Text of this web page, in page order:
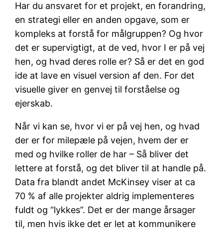
Har du ansvaret for et projekt, en forandring,
en strategi eller en anden opgave, som er
kompleks at forstå for målgruppen? Og hvor
det er supervigtigt, at de ved, hvor I er på vej
hen, og hvad deres rolle er? Så er det en god
ide at lave en visuel version af den. For det
visuelle giver en genvej til forståelse og
ejerskab.
Når vi kan se, hvor vi er på vej hen, og hvad
der er for milepæle på vejen, hvem der er
med og hvilke roller de har – Så bliver det
lettere at forstå, og det bliver til at handle på.
Data fra blandt andet McKinsey viser at ca
70 % af alle projekter aldrig implementeres
fuldt og “lykkes”. Det er der mange årsager
til, men hvis ikke det er let at kommunikere